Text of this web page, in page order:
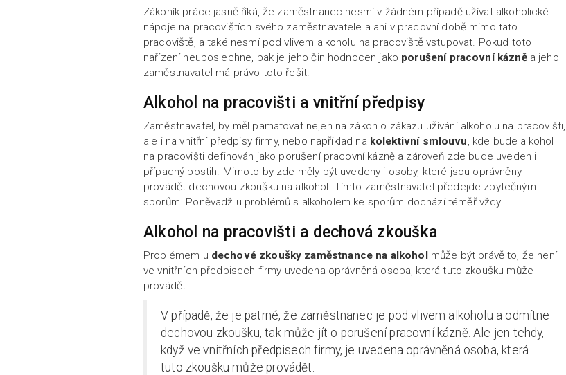
Zákoník práce jasně říká, že zaměstnanec nesmí v žádném případě užívat alkoholické
nápoje na pracovištích svého zaměstnavatele a ani v pracovní době mimo tato
pracoviště, a také nesmí pod vlivem alkoholu na pracoviště vstupovat. Pokud toto
nařízení neuposlechne, pak je jeho čin hodnocen jako porušení pracovní kázněa jeho
zaměstnavatel má právo toto řešit.
Alkohol na pracovišti a vnitřní předpisy
Zaměstnavatel, by měl pamatovat nejen na zákon o zákazu užívání alkoholu na pracovišti,
ale i na vnitřní předpisy firmy, nebo například na kolektivní smlouvu, kde bude alkohol
na pracovišti definován jako porušení pracovní kázně a zároveň zde bude uveden i
případný postih. Mimoto by zde měly být uvedeny i osoby, které jsou oprávněny
provádět dechovou zkoušku na alkohol. Tímto zaměstnavatel předejde zbytečným
sporům. Poněvadž u problémů s alkoholem ke sporům dochází téměř vždy.
Alkohol na pracovišti a dechová zkouška
Problémem u dechové zkoušky zaměstnance na alkoholmůže být právě to, že není
ve vnitřních předpisech firmy uvedena oprávněná osoba, která tuto zkoušku může
provádět.
V případě, že je patrné, že zaměstnanec je pod vlivem alkoholu a odmítne
dechovou zkoušku, tak může jít o porušení pracovní kázně. Ale jen tehdy,
když ve vnitřních předpisech firmy, je uvedena oprávněná osoba, která
tuto zkoušku může provádět.